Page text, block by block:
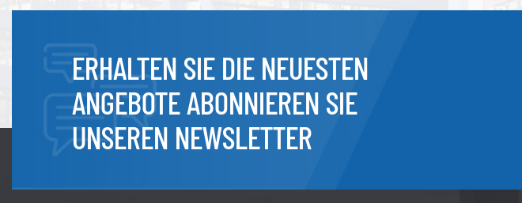
ERHALTEN SIE DIE NEUESTEN
ANGEBOTE ABONNIEREN SIE
UNSEREN NEWSLETTER